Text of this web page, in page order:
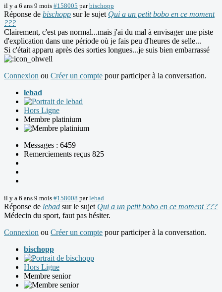
il y a 6 ans 9 mois #158005 parbischopp
Réponse de bischopp sur le sujet Qui a un petit bobo en ce moment
???
Clairement, c'est pas normal...mais j'ai du mal à envisager une piste
d'explication dans une période où je fais peu d'heures de selle...
Si c'était apparu après des sorties longues...je suis bien embarrassé
Connexion ou Créer un compte pour participer à la conversation.
lebad
Hors Ligne
Membre platinium
Messages : 6459
Remerciements reçus 825
il y a 6 ans 9 mois #158008 parlebad
Réponse de lebad sur le sujet Qui a un petit bobo en ce moment ???
Médecin du sport, faut pas hésiter.
Connexion ou Créer un compte pour participer à la conversation.
bischopp
Hors Ligne
Membre senior